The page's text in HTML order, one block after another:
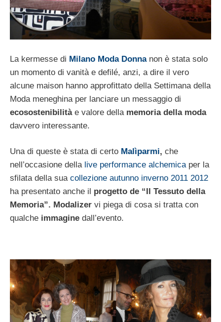
La kermesse di Milano Moda Donnanon è stata solo
un momento di vanità e defilé, anzi, a dire il vero
alcune maison hanno approfittato della Settimana della
Moda meneghina per lanciare un messaggio di
ecosostenibilitàe valore della memoria della moda
davvero interessante.
Una di queste è stata di certo Malìparmi, che
nell’occasione della live performance alchemicaper la
sfilata della sua collezione autunno inverno 2011 2012
ha presentato anche il progetto de “Il Tessuto della
Memoria”. Modalizer vi piega di cosa si tratta con
qualche immagine dall’evento.